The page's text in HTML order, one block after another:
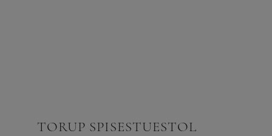
TORUP SPISESTUESTOL